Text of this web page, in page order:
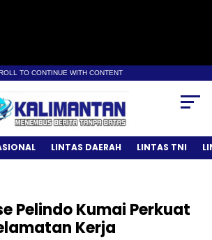
TO CONTINUE WITH CONTENT
LINTAS DAERAH LINTAS TNI
Pelindo Kumai Perkuat
Kerja